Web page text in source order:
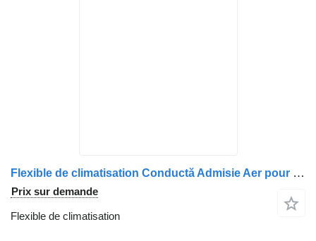
Flexible de climatisation Conductă Admisie Aer pour camion Volvo 21080323
Prix sur demande
Flexible de climatisation